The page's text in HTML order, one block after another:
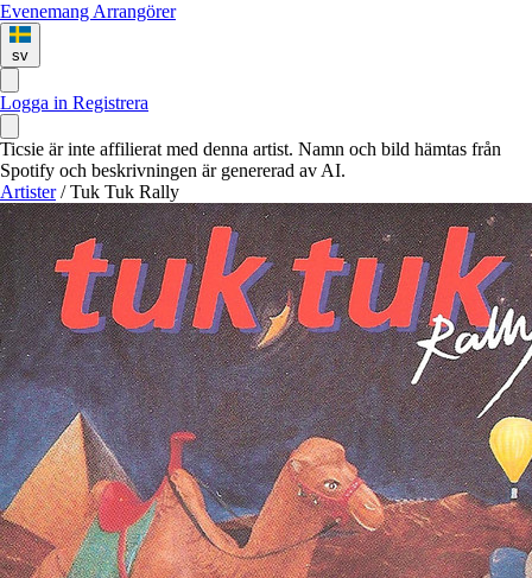
Evenemang Arrangörer
sv
Logga in Registrera
Ticsie är inte affilierat med denna artist. Namn och bild hämtas från
Spotify och beskrivningen är genererad av AI.
Artister / Tuk Tuk Rally